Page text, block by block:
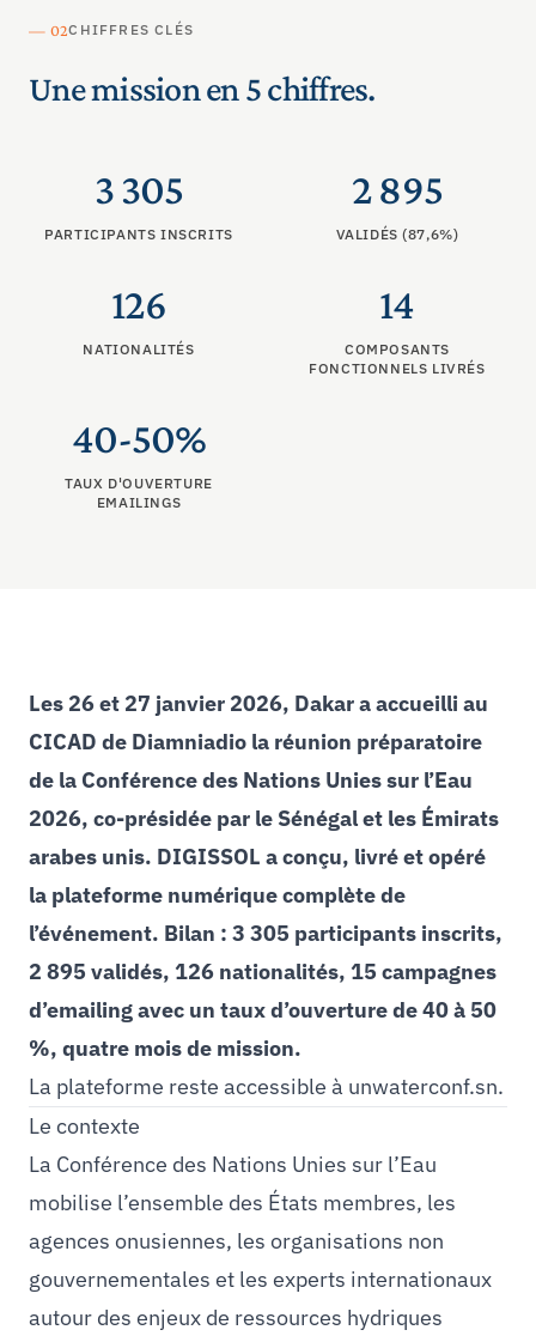
— 02CHIFFRES CLÉS
Une mission en 5 chiffres.
3 305
PARTICIPANTS INSCRITS
2 895
VALIDÉS (87,6%)
126
NATIONALITÉS
14
COMPOSANTS
FONCTIONNELS LIVRÉS
40-50%
TAUX D'OUVERTURE
EMAILINGS
Les 26 et 27 janvier 2026, Dakar a accueilli au
CICAD de Diamniadio la réunion préparatoire
de la Conférence des Nations Unies sur l’Eau
2026, co-présidée par le Sénégal et les Émirats
arabes unis. DIGISSOL a conçu, livré et opéré
la plateforme numérique complète de
l’événement. Bilan : 3 305 participants inscrits,
2 895 validés, 126 nationalités, 15 campagnes
d’emailing avec un taux d’ouverture de 40 à 50
%, quatre mois de mission.
La plateforme reste accessible à unwaterconf.sn.
Le contexte
La Conférence des Nations Unies sur l’Eau
mobilise l’ensemble des États membres, les
agences onusiennes, les organisations non
gouvernementales et les experts internationaux
autour des enjeux de ressources hydriques